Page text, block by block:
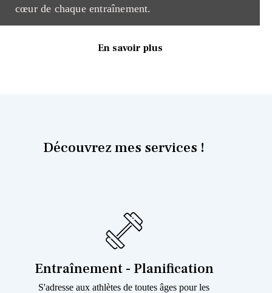
cœur de chaque entraînement.
En savoir plus
Découvrez mes services !
Entraînement - Planification
S'adresse aux athlètes de toutes âges pour les